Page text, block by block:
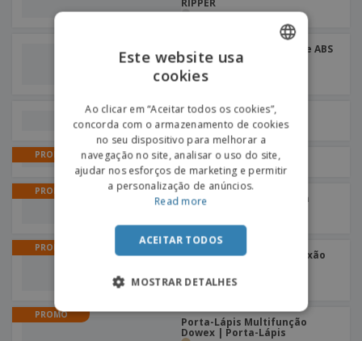
RIPPER
Organizador em bambu e ABS
MOTT | Organizador de
secretária
Esquadro PS
PROMO
Calendários | Cubo
PROMO
Porta-esferográficas em
acrílico | Porta-canetas
PROMO
Ponteiro laser com conexão
Ponteiro Laser
PROMO
Porta-Lápis Multifunção
Dowex | Porta-Lápis
SPANISH
Este website usa
cookies
Ao clicar em “Aceitar todos os cookies”,
concorda com o armazenamento de cookies
no seu dispositivo para melhorar a
navegação no site, analisar o uso do site,
ajudar nos esforços de marketing e permitir
a personalização de anúncios.
Read more
ACEITAR TODOS
MOSTRAR DETALHES